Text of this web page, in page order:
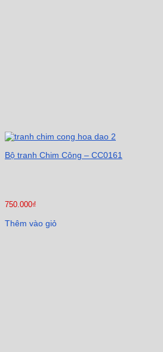
Bộ tranh Chim Công – CC0161
750.000₫
Thêm vào giỏ